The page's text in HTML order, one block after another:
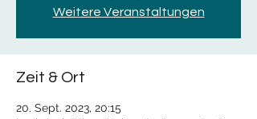
Weitere Veranstaltungen
Zeit & Ort
20. Sept. 2023, 20:15